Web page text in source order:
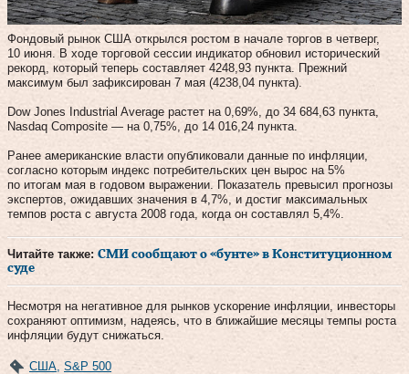
Фондовый рынок США открылся ростом в начале торгов в четверг,
10 июня. В ходе торговой сессии индикатор обновил исторический
рекорд, который теперь составляет 4248,93 пункта. Прежний
максимум был зафиксирован 7 мая (4238,04 пункта).
Dow Jones Industrial Average растет на 0,69%, до 34 684,63 пункта,
Nasdaq Composite — на 0,75%, до 14 016,24 пункта.
Ранее американские власти опубликовали данные по инфляции,
согласно которым индекс потребительских цен вырос на 5%
по итогам мая в годовом выражении. Показатель превысил прогнозы
экспертов, ожидавших значения в 4,7%, и достиг максимальных
темпов роста с августа 2008 года, когда он составлял 5,4%.
Читайте также: СМИ сообщают о «бунте» в Конституционном
суде
Несмотря на негативное для рынков ускорение инфляции, инвесторы
сохраняют оптимизм, надеясь, что в ближайшие месяцы темпы роста
инфляции будут снижаться.
США S&P 500